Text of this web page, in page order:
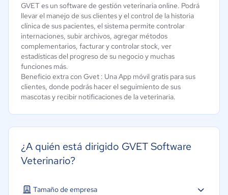
GVET es un software de gestión veterinaria online. Podrá
llevar el manejo de sus clientes y el control de la historia
clínica de sus pacientes, el sistema permite controlar
internaciones, subir archivos, agregar métodos
complementarios, facturar y controlar stock, ver
estadísticas del progreso de su negocio y muchas
funciones más.
Beneficio extra con Gvet : Una App móvil gratis para sus
clientes, donde podrás hacer el seguimiento de sus
mascotas y recibir notificaciones de la veterinaria.
¿A quién está dirigido GVET Software
Veterinario?
Tamaño de empresa